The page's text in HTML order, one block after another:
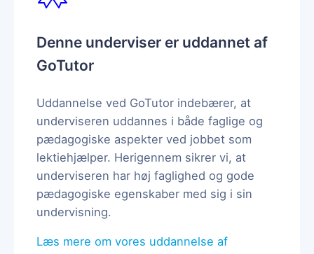
Denne underviser er uddannet af
GoTutor
Uddannelse ved GoTutor indebærer, at
underviseren uddannes i både faglige og
pædagogiske aspekter ved jobbet som
lektiehjælper. Herigennem sikrer vi, at
underviseren har høj faglighed og gode
pædagogiske egenskaber med sig i sin
undervisning.
Læs mere om vores uddannelse af